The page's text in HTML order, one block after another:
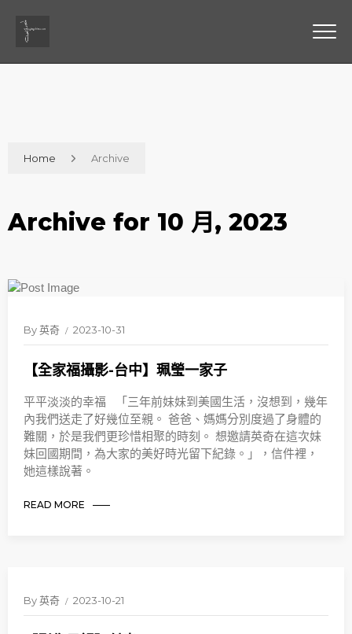
Home Archive
Archive for 10 月, 2023
By英奇 2023-10-31
【全家福攝影-台中】珮瑩一家子
平平淡淡的幸福 「三年前妹妹到美國生活，沒想到，幾年
內我們送走了好幾位至親。 爸爸、媽媽分別度過了身體的
難關，於是我們更珍惜相聚的時刻。 想邀請英奇在這次妹
妹回國期間，為大家的美好時光留下紀錄。」，信件裡，
她這樣說著。
READ MORE
By英奇 2023-10-21